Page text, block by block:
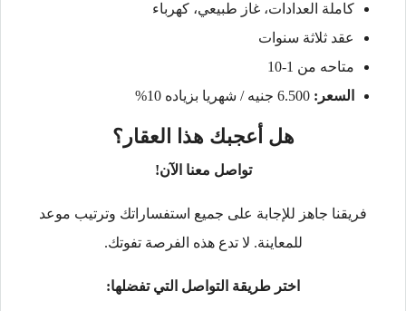
كاملة العدادات، غاز طبيعي، كهرباء
عقد ثلاثة سنوات
متاحه من 1-10
السعر:
هل أعجبك هذا العقار؟
تواصل معنا الآن!
فريقنا جاهز للإجابة على جميع استفساراتك وترتيب موعد
للمعاينة. لا تدع هذه الفرصة تفوتك.
اختر طريقة التواصل التي تفضلها: